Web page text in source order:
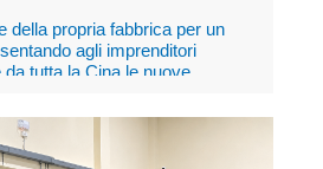
della propria fabbrica per un
agli imprenditori
tutta la Cina le nuove
produttore leader di
commerciali e industriali, oggi